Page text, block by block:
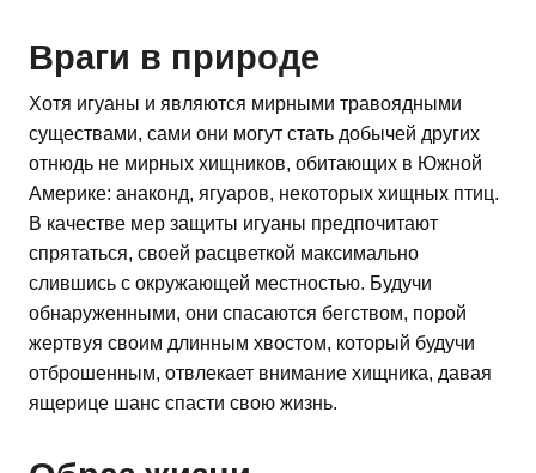
Враги в природе
Хотя игуаны и являются мирными травоядными
существами, сами они могут стать добычей других
отнюдь не мирных хищников, обитающих в Южной
Америке: анаконд, ягуаров, некоторых хищных птиц.
В качестве мер защиты игуаны предпочитают
спрятаться, своей расцветкой максимально
слившись с окружающей местностью. Будучи
обнаруженными, они спасаются бегством, порой
жертвуя своим длинным хвостом, который будучи
отброшенным, отвлекает внимание хищника, давая
ящерице шанс спасти свою жизнь.